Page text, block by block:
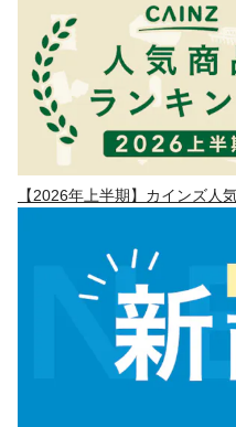
【2026年上半期】カインズ人